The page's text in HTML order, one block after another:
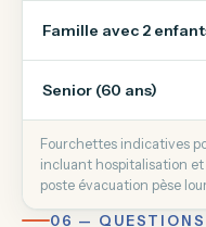
Famille avec 2
Senior (60 ans)
Fourchettes indicatives
incluant hospitalisation
poste évacuation pèse
06 — QUESTIONS